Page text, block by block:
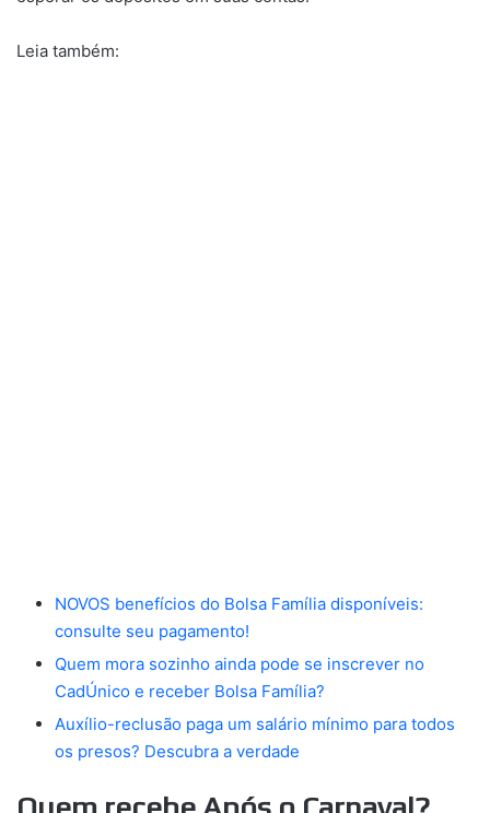
Leia também:
NOVOS benefícios do Bolsa Família disponíveis:
consulte seu pagamento!
Quem mora sozinho ainda pode se inscrever no
CadÚnico e receber Bolsa Família?
Auxílio-reclusão paga um salário mínimo para todos
os presos? Descubra a verdade